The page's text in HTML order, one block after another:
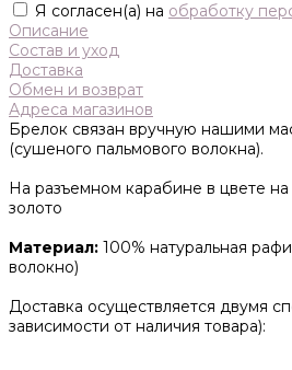
Я согласен(а) на обработку
Описание
Состав и уход
Доставка
Обмен и возврат
Адреса магазинов
Брелок связан вручную нашими
(сушеного пальмового волокна).
На разъемном карабине в цвете
золото
Материал: 100% натуральная
волокно)
Доставка осуществляется двумя
зависимости от наличия товара):